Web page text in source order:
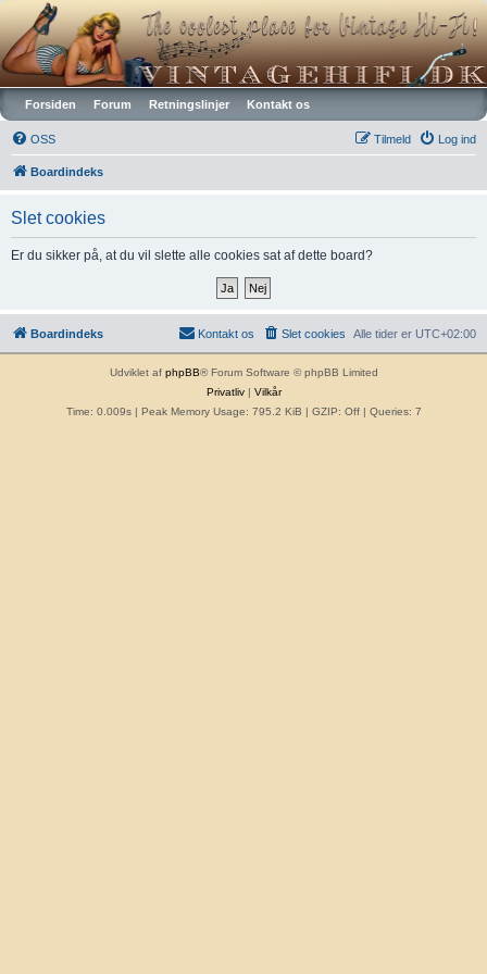
Vintagehifi.dk
Forsiden Forum Retningslinjer Kontakt os
OSS Log ind
Tilmeld
Boardindeks
Slet cookies
Er du sikker på, at du vil slette alle cookies sat af dette board?
Boardindeks Alle tider er UTC+02:00
Slet cookies
Kontakt os
Udviklet af phpBB® Forum Software © phpBB Limited
Privatliv| Vilkår
Time: 0.009s| Peak Memory Usage: 795.2 KiB | GZIP: Off | Queries: 7